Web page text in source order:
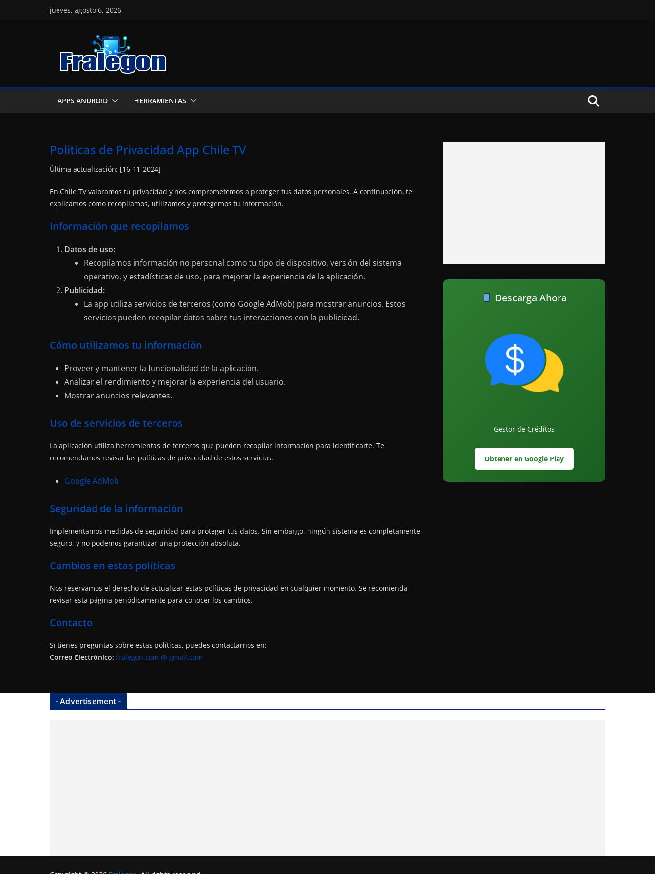
jueves, agosto 6, 2026
APPS ANDROID HERRAMIENTAS
Politicas de Privacidad App Chile TV
Última actualización: [16-11-2024]
En Chile TV valoramos tu privacidad y nos comprometemos a proteger tus datos personales. A continuación, te
explicamos cómo recopilamos, utilizamos y protegemos tu información.
Información que recopilamos
Datos de uso:
Recopilamos información no personal como tu tipo de dispositivo, versión del sistema
operativo, y estadísticas de uso, para mejorar la experiencia de la aplicación.
Publicidad:
La app utiliza servicios de terceros (como Google AdMob) para mostrar anuncios. Estos
servicios pueden recopilar datos sobre tus interacciones con la publicidad.
Cómo utilizamos tu información
Proveer y mantener la funcionalidad de la aplicación.
Analizar el rendimiento y mejorar la experiencia del usuario.
Mostrar anuncios relevantes.
Uso de servicios de terceros
La aplicación utiliza herramientas de terceros que pueden recopilar información para identificarte. Te
recomendamos revisar las políticas de privacidad de estos servicios:
Google AdMob
Seguridad de la información
Implementamos medidas de seguridad para proteger tus datos. Sin embargo, ningún sistema es completamente
seguro, y no podemos garantizar una protección absoluta.
Cambios en estas políticas
Nos reservamos el derecho de actualizar estas políticas de privacidad en cualquier momento. Se recomienda
revisar esta página periódicamente para conocer los cambios.
Contacto
Si tienes preguntas sobre estas políticas, puedes contactarnos en:
Correo Electrónico: fralegon.com @ gmail.com
Descarga Ahora
Gestor de Créditos
Obtener en Google Play
- Advertisement -